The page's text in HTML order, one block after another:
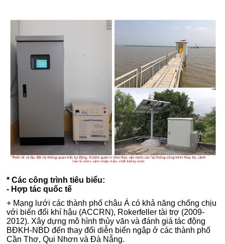
* Các công trình tiêu biểu:
- Hợp tác quốc tế
+ Mạng lưới các thành phố châu Á có khả năng chống chịu
với biến đổi khí hậu (ACCRN), Rokerfeller tài trợ (2009-
2012). Xây dựng mô hình thủy văn và đánh giá tác động
BĐKH-NBD đến thay đổi diễn biến ngập ở các thành phố
Cần Thơ, Qui Nhơn và Đà Nẵng.